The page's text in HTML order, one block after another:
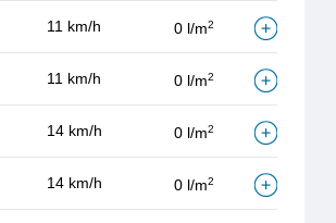
11 km/h 0 l/m2
11 km/h 0 l/m2
14 km/h 0 l/m2
14 km/h 0 l/m2